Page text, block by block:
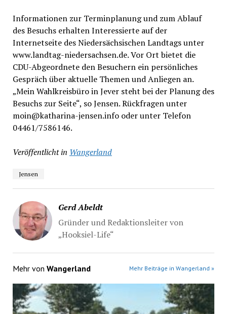
Informationen zur Terminplanung und zum Ablauf
des Besuchs erhalten Interessierte auf der
Internetseite des Niedersächsischen Landtags unter
www.landtag-niedersachsen.de. Vor Ort bietet die
CDU-Abgeordnete den Besuchern ein persönliches
Gespräch über aktuelle Themen und Anliegen an.
„Mein Wahlkreisbüro in Jever steht bei der Planung des
Besuchs zur Seite“, so Jensen. Rückfragen unter
moin@katharina-jensen.info oder unter Telefon
04461/7586146.
Veröffentlicht in Wangerland
Jensen
Gerd Abeldt
Gründer und Redaktionsleiter von
„Hooksiel-Life“
Mehr von Wangerland Mehr Beiträge in Wangerland »